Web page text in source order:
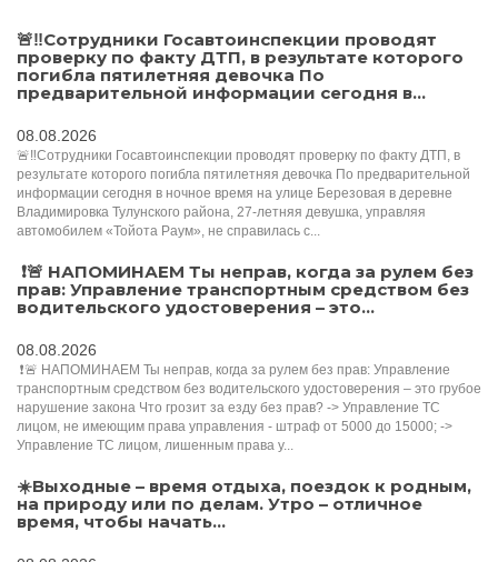
🚨‼️Сотрудники Госавтоинспекции проводят
проверку по факту ДТП, в результате которого
погибла пятилетняя девочка По
предварительной информации сегодня в...
08.08.2026
🚨‼️Сотрудники Госавтоинспекции проводят проверку по факту ДТП, в
результате которого погибла пятилетняя девочка По предварительной
информации сегодня в ночное время на улице Березовая в деревне
Владимировка Тулунского района, 27-летняя девушка, управляя
автомобилем «Тойота Раум», не справилась с...
️ ❗️🚨 НАПОМИНАЕМ Ты неправ, когда за рулем без
прав: Управление транспортным средством без
водительского удостоверения – это...
08.08.2026
️ ❗️🚨 НАПОМИНАЕМ Ты неправ, когда за рулем без прав: Управление
транспортным средством без водительского удостоверения – это грубое
нарушение закона Что грозит за езду без прав? -> Управление ТС
лицом, не имеющим права управления - штраф от 5000 до 15000; ->
Управление ТС лицом, лишенным права у...
☀️Выходные – время отдыха, поездок к родным,
на природу или по делам. Утро – отличное
время, чтобы начать...